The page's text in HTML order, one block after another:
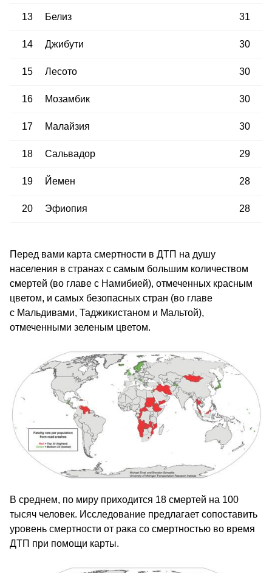
13 Белиз 31
14 Джибути 30
15 Лесото 30
16 Мозамбик 30
17 Малайзия 30
18 Сальвадор 29
19 Йемен 28
20 Эфиопия 28
Перед вами карта смертности в ДТП на душу
населения в странах с самым большим количеством
смертей (во главе с Намибией), отмеченных красным
цветом, и самых безопасных стран (во главе
с Мальдивами, Таджикистаном и Мальтой),
отмеченными зеленым цветом.
В среднем, по миру приходится 18 смертей на 100
тысяч человек. Исследование предлагает сопоставить
уровень смертности от рака со смертностью во время
ДТП при помощи карты.